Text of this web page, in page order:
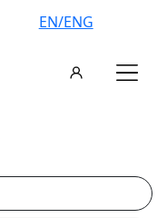
EN/ENG